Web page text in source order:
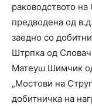
раководството
предводена од
заедно со
Штрпка од
Матеуш Шимчик
„Мостови на
добитничка на